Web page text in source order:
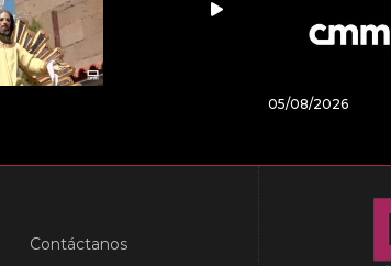
05/08/2026
Contáctanos